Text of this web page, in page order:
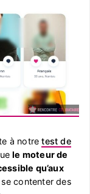
à notretest de
le moteur de
qu’aux
contenter des